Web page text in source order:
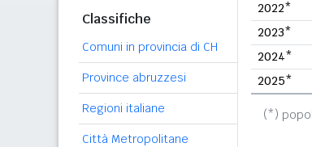
Classifiche
Comuni in provincia di CH
Province abruzzesi
Regioni italiane
Città Metropolitane
2022*
2023*
2024*
2025*
(*)